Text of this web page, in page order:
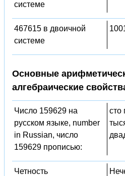
системе
467615 в двоичной
системе
Основные
алгебраические
Число 159629 на
русском языке, number
in Russian, число
159629 прописью:
сто
Четность